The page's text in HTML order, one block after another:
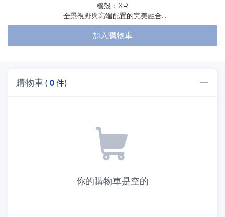
機殼：XR
全景視野與高端配置的完美融合
典雅木紋I/O面板設計
三面磁吸式防塵網
支援頂部360水冷
加入購物車
購物車( 0件)
你的購物車是空的